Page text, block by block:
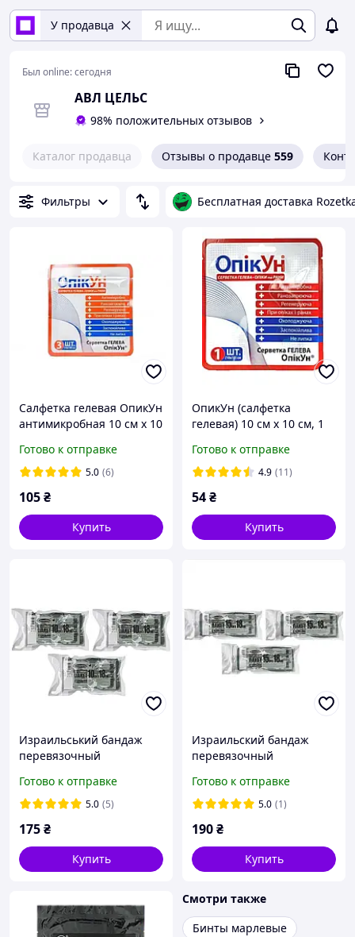
У продавца
Был online:сегодня
АВЛ ЦЕЛЬС
98% положительных отзывов
Каталог продавца Отзывы о продавце 559
Фильтры Бесплатная доставка
Салфетка гелевая ОпикУн
антимикробная 10 см х 10
Готово к отправке
5.0 (6)
105₴
Купить
ОпикУн (салфетка
гелевая) 10 см х 10 см, 1
Готово к отправке
4.9 (11)
54₴
Купить
Израильський бандаж
перевязочный
«Белоснежка» 10х18 (4
дюйма)
Готово к отправке
5.0 (5)
175₴
Купить
Израильский бандаж
перевязочный
«Белоснежка» 15*18 (6
дюймов)
Готово к отправке
5.0 (1)
190₴
Купить
Смотри также
Бинты марлевые